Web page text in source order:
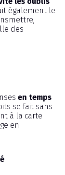
également le
des
en temps
se fait sans
à la carte
en